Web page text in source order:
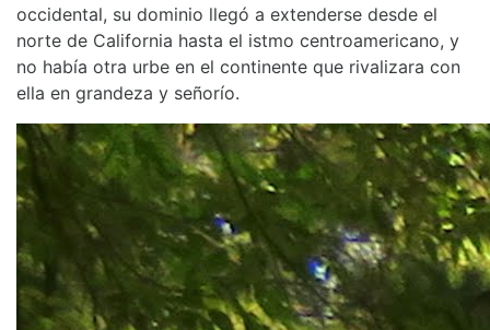
occidental, su dominio llegó a extenderse desde el
norte de California hasta el istmo centroamericano, y
no había otra urbe en el continente que rivalizara con
ella en grandeza y señorío.